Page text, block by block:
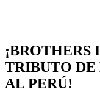
¡BROTHERS
TRIBUTO
AL PERÚ!